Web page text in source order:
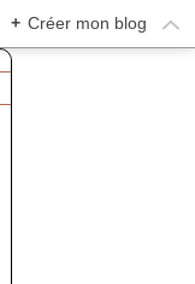
+ Créer mon blog